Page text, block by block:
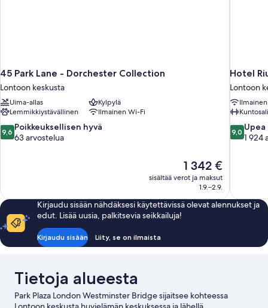
45 Park Lane - Dorchester Collection
Lontoon keskusta
Uima-allas
Kylpylä
Lemmikkiystävällinen
Ilmainen Wi-Fi
9.6
kautta
arvostelua
9,6 Poikkeuksellisen hyvä
63 arvostelua
Hinta
on
1 342 €
1 342 €
sisältää verot ja maksut
1.9.–2.9.
Hotel
Lontoon
Kuntosali
9.0
kautta
9,0 Upea
1 924
Kirjaudu sisään nähdäksesi käytettävissä olevat alennukset ja
edut. Lisää uusia, palkitsevia seikkailuja!
Kirjaudu sisään Liity, se on ilmaista
Tietoja alueesta
Park Plaza London Westminster Bridge sijaitsee kohteessa